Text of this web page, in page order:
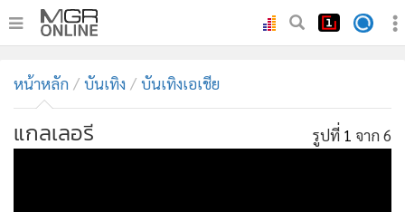
ทันเหตุการณ์
• ภาคใต้
• ภูมิภาค
หน้าหลัก บันเทิง บันเทิงเอเชีย
แกลเลอรี รูปที่ 1 จาก 6